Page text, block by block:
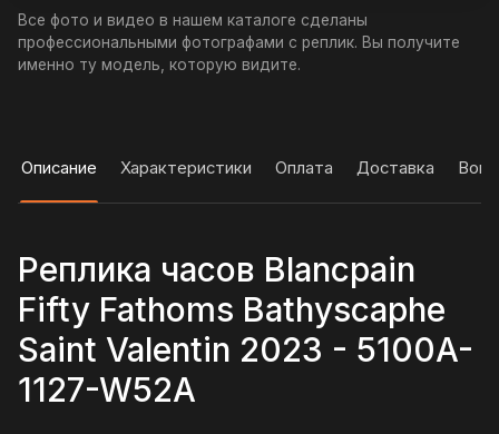
Все фото и видео в нашем каталоге сделаны
профессиональными фотографами с реплик. Вы получите
именно ту модель, которую видите.
Описание Характеристики Оплата Доставка
Реплика часов Blancpain
Fifty Fathoms Bathyscaphe
Saint Valentin 2023 - 5100A-
1127-W52A